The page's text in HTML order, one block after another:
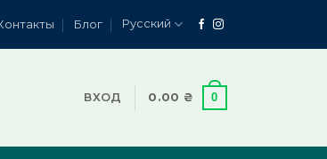
Блог Русский
ВХОД 0.00 ₴ 0